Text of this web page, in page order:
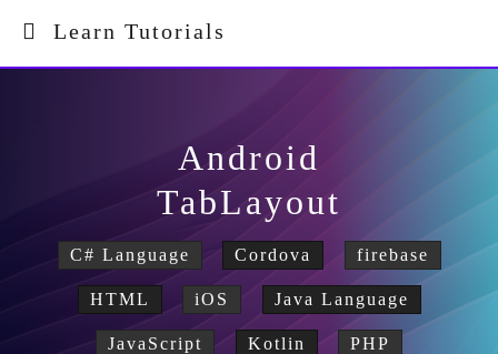
Learn Tutorials
Android
TabLayout
C# Language Cordova firebase
HTML iOS Java Language
JavaScript Kotlin PHP